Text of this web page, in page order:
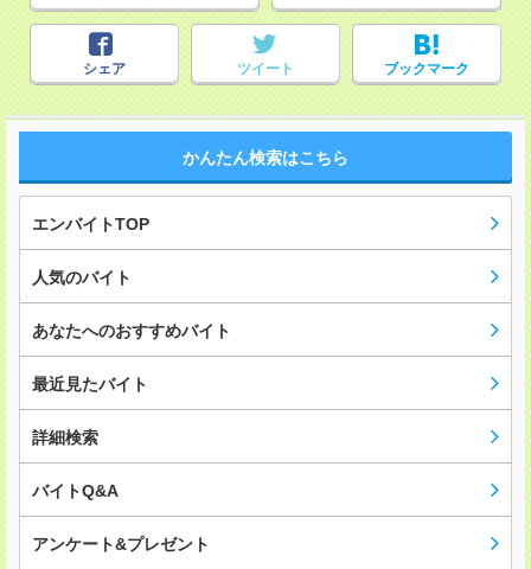
シェア ツイート ブックマーク
かんたん検索はこちら
エンバイトTOP
人気のバイト
あなたへのおすすめバイト
最近見たバイト
詳細検索
バイトQ&A
アンケート&プレゼント